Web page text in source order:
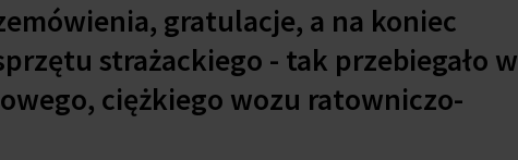
gratulacje, a na koniec
strażackiego - tak przebiegało w
ciężkiego wozu ratowniczo-